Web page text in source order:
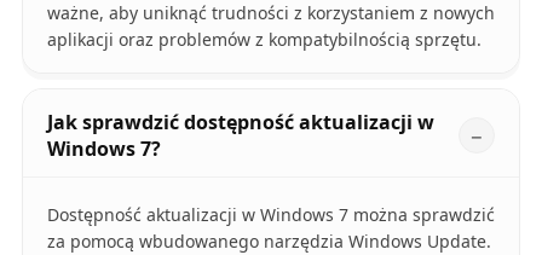
ważne, aby uniknąć trudności z korzystaniem z nowych
aplikacji oraz problemów z kompatybilnością sprzętu.
Jak sprawdzić dostępność aktualizacji w
Windows 7?
Dostępność aktualizacji w Windows 7 można sprawdzić
za pomocą wbudowanego narzędzia Windows Update.